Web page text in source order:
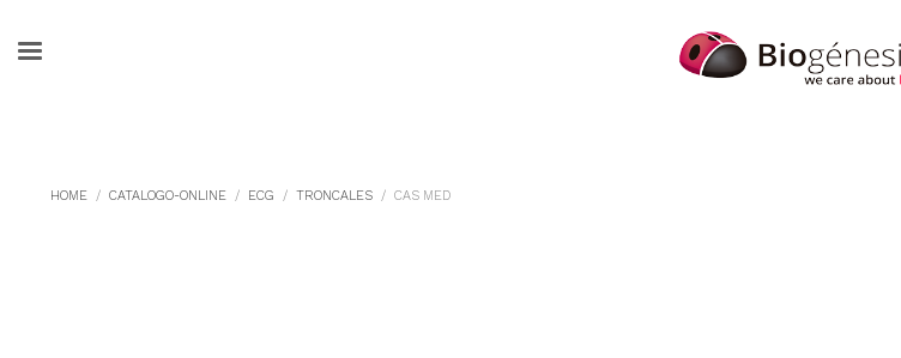
HOME CATALOGO-ONLINE ECG TRONCALES CAS MED